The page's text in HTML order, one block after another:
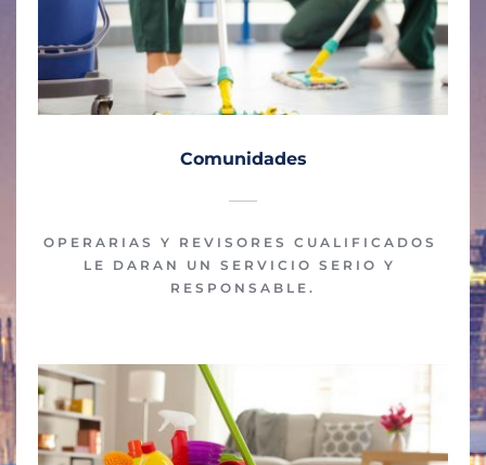
Comunidades
OPERARIAS Y REVISORES CUALIFICADOS
LE DARAN UN SERVICIO SERIO Y
RESPONSABLE.